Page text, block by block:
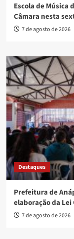
Escola de Música
Câmara nesta
7 de agosto de 2026
Destaques
Prefeitura de
elaboração da
7 de agosto de 2026